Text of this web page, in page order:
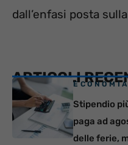
dall’enfasi posta
ARTICOLIECONOMIA
Stipendio
paga ad
delle ferie,